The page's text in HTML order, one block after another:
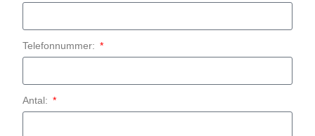
Telefonnummer:
Antal: